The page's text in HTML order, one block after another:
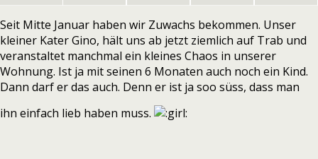
Seit Mitte Januar haben wir Zuwachs bekommen. Unser
kleiner Kater Gino, hält uns ab jetzt ziemlich auf Trab und
veranstaltet manchmal ein kleines Chaos in unserer
Wohnung. Ist ja mit seinen 6 Monaten auch noch ein Kind.
Dann darf er das auch. Denn er ist ja soo süss, dass man
ihn einfach lieb haben muss.